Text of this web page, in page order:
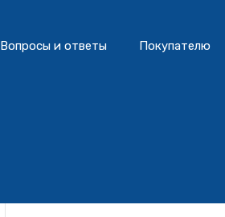
Вопросы и ответы Покупателю